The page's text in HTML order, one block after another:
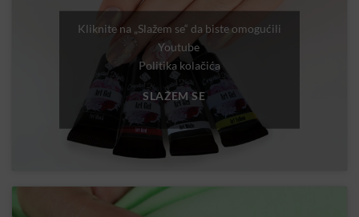
Kliknite na „Slažem se“ da biste omogućili
Youtube
Politika kolačića
SLAŽEM SE